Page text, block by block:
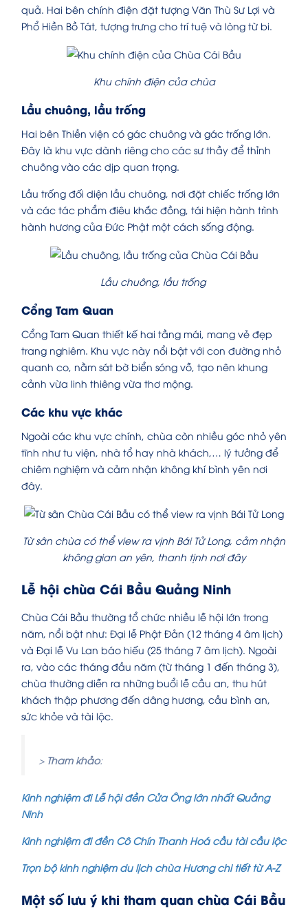
quả. Hai bên chính điện đặt tượng Văn Thù Sư Lợi và
Phổ Hiền Bồ Tát, tượng trưng cho trí tuệ và lòng từ bi.
Khu chính điện của chùa
Lầu chuông, lầu trống
Hai bên Thiền viện có gác chuông và gác trống lớn.
Đây là khu vực dành riêng cho các sư thầy để thỉnh
chuông vào các dịp quan trọng.
Lầu trống đối diện lầu chuông, nơi đặt chiếc trống lớn
và các tác phẩm điêu khắc đồng, tái hiện hành trình
hành hương của Đức Phật một cách sống động.
Lầu chuông, lầu trống
Cổng Tam Quan
Cổng Tam Quan thiết kế hai tầng mái, mang vẻ đẹp
trang nghiêm. Khu vực này nổi bật với con đường nhỏ
quanh co, nằm sát bờ biển sóng vỗ, tạo nên khung
cảnh vừa linh thiêng vừa thơ mộng.
Các khu vực khác
Ngoài các khu vực chính, chùa còn nhiều góc nhỏ yên
tĩnh như tu viện, nhà tổ hay nhà khách,… lý tưởng để
chiêm nghiệm và cảm nhận không khí bình yên nơi
đây.
Từ sân chùa có thể view ra vịnh Bái Tử Long, cảm nhận
không gian an yên, thanh tịnh nơi đây
Lễ hội chùa Cái Bầu Quảng Ninh
Chùa Cái Bầu thường tổ chức nhiều lễ hội lớn trong
năm, nổi bật như: Đại lễ Phật Đản (12 tháng 4 âm lịch)
và Đại lễ Vu Lan báo hiếu (25 tháng 7 âm lịch). Ngoài
ra, vào các tháng đầu năm (từ tháng 1 đến tháng 3),
chùa thường diễn ra những buổi lễ cầu an, thu hút
khách thập phương đến dâng hương, cầu bình an,
sức khỏe và tài lộc.
> Tham khảo:
Kinh nghiệm đi Lễ hội đền Cửa Ông lớn nhất Quảng
Ninh
Kinh nghiệm đi đền Cô Chín Thanh Hoá cầu tài cầu lộc
Trọn bộ kinh nghiệm du lịch chùa Hương chi tiết từ A-Z
Một số lưu ý khi tham quan chùa Cái Bầu